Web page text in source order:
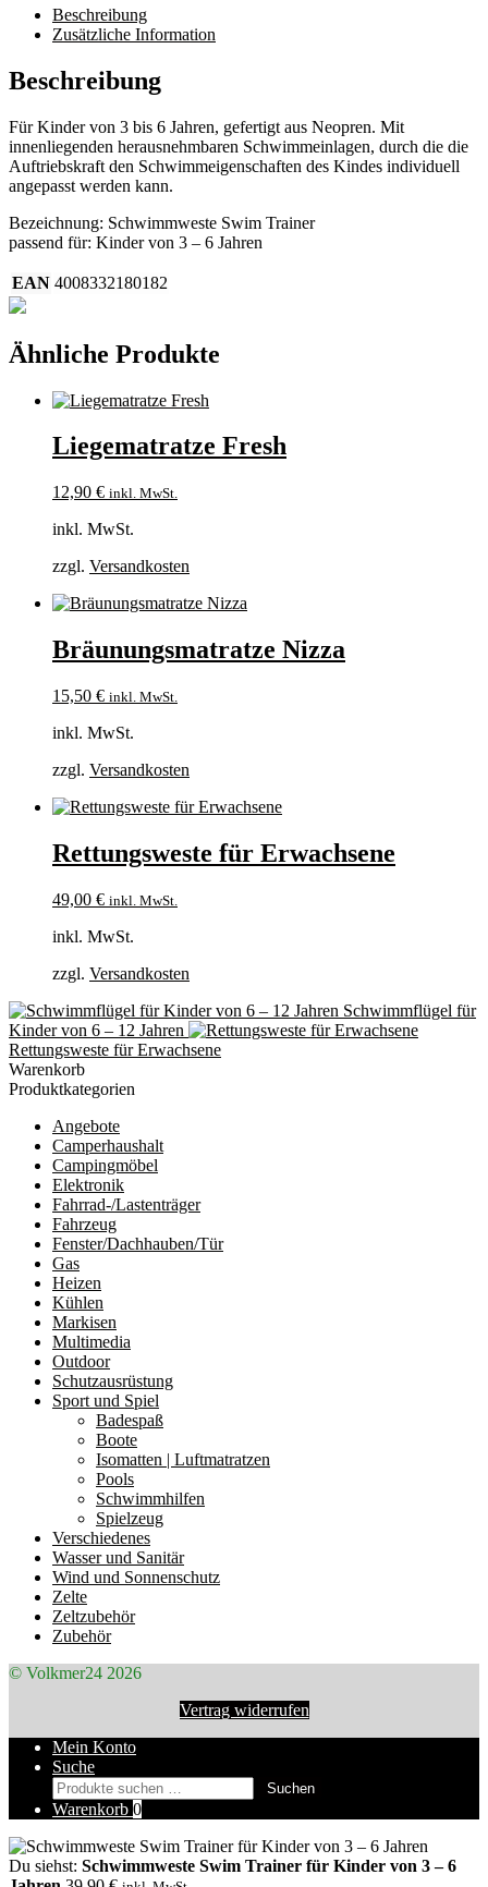
6
Jahren
Beschreibung
Zusätzliche Information
Beschreibung
Für Kinder von 3 bis 6 Jahren, gefertigt aus Neopren. Mit
innenliegenden herausnehmbaren Schwimmeinlagen, durch die die
Auftriebskraft den Schwimmeigenschaften des Kindes individuell
angepasst werden kann.
Bezeichnung: Schwimmweste Swim Trainer
passend für: Kinder von 3 – 6 Jahren
EAN 4008332180182
Ähnliche Produkte
Liegematratze Fresh
12,90 € inkl. MwSt.
inkl. MwSt.
zzgl. Versandkosten
Bräunungsmatratze Nizza
15,50 € inkl. MwSt.
inkl. MwSt.
zzgl. Versandkosten
Rettungsweste für Erwachsene
49,00 € inkl. MwSt.
inkl. MwSt.
zzgl. Versandkosten
Schwimmflügel für
Kinder von 6 – 12 Jahren
Rettungsweste für Erwachsene
Warenkorb
Produktkategorien
Angebote
Camperhaushalt
Campingmöbel
Elektronik
Fahrrad-/Lastenträger
Fahrzeug
Fenster/Dachhauben/Tür
Gas
Heizen
Kühlen
Markisen
Multimedia
Outdoor
Schutzausrüstung
Sport und Spiel
Badespaß
Boote
Isomatten | Luftmatratzen
Pools
Schwimmhilfen
Spielzeug
Verschiedenes
Wasser und Sanitär
Wind und Sonnenschutz
Zelte
Zeltzubehör
Zubehör
© Volkmer24 2026
Vertrag widerrufen
Mein Konto
Suche
Suchen
nach:
Suchen
Warenkorb 0
Du siehst: Schwimmweste Swim Trainer für Kinder von 3 – 6